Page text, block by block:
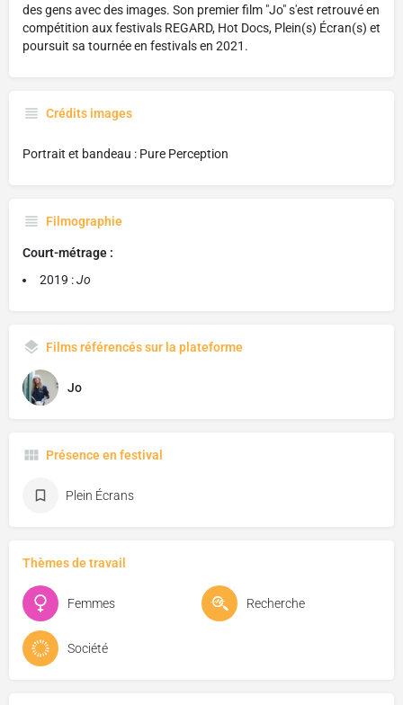
des gens avec des images. Son premier film "Jo" s'est retrouvé en
compétition aux festivals REGARD, Hot Docs, Plein(s) Écran(s) et
poursuit sa tournée en festivals en 2021.
Crédits images
Portrait et bandeau : Pure Perception
Filmographie
Court-métrage :
2019 :Jo
Films référencés sur la plateforme
Jo
Présence en festival
Plein Écrans
Thèmes de travail
Femmes Recherche
Société